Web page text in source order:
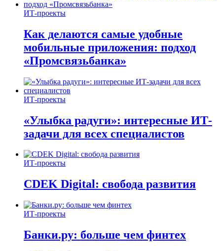
ИТ-проекты
Как делаются самые удобные
мобильные приложения: подход
«Промсвязьбанка»
ИТ-проекты
«Улыбка радуги»: интересные ИТ-
задачи для всех специалистов
ИТ-проекты
CDEK Digital: свобода развития
ИТ-проекты
Банки.ру: больше чем финтех